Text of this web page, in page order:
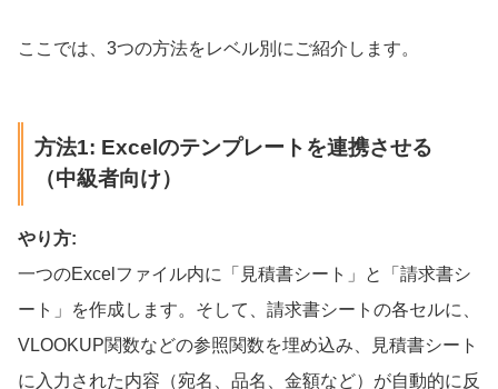
ここでは、3つの方法をレベル別にご紹介します。
方法1: Excelのテンプレートを連携させる
（中級者向け）
やり方:
一つのExcelファイル内に「見積書シート」と「請求書シ
ート」を作成します。そして、請求書シートの各セルに、
VLOOKUP関数などの参照関数を埋め込み、見積書シート
に入力された内容（宛名、品名、金額など）が自動的に反